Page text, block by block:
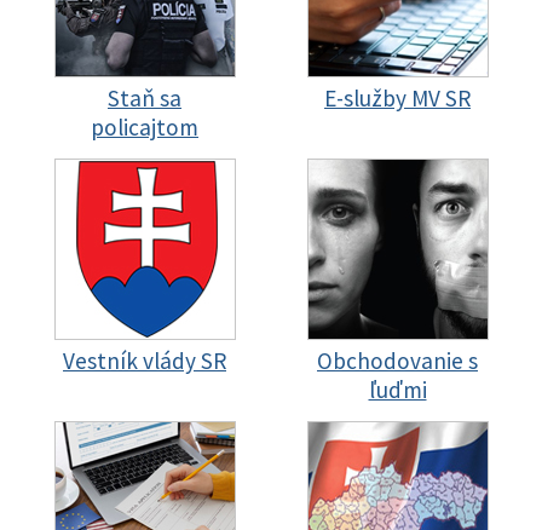
Staň sa
policajtom
E-služby MV SR
Vestník vlády SR
Obchodovanie s
ľuďmi